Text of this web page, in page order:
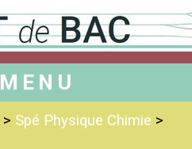
MENU
> Spé Physique Chimie >